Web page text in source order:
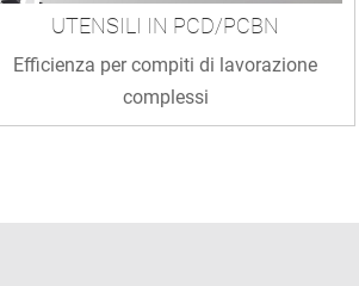
UTENSILI IN PCD/PCBN
Efficienza per compiti di lavorazione
complessi